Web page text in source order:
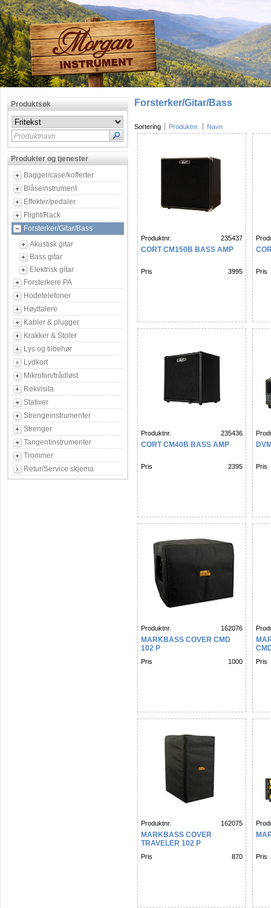
Produktsøk
Produktnavn
Produkter og tjenester
Bagger/case/kofferter
Blåseinstrument
Effekter/pedaler
Flight/Rack
Forsterker/Gitar/Bass
Akustisk gitar
Bass gitar
Elektrisk gitar
Forsterkere PA
Hodetelefoner
Høyttalere
Kabler & plugger
Krakker & Stoler
Lys og tilbehør
Lydkort
Mikrofon/trådløst
Rekvisita
Stativer
Strengeinstrumenter
Strenger
Tangentinstrumenter
Trommer
Retur/Service skjema
Forsterker/Gitar/Bass
Sortering Produktnr. Navn
Produktnr. 235437
CORT CM150B BASS AMP
Pris 3995 Pris
Produktnr. 235436
CORT CM40B BASS AMP
Pris 2395 Pris
Produktnr. 162076
MARKBASS COVER CMD
102 P
Pris 1000 Pris
Produktnr. 162075
MARKBASS COVER
TRAVELER 102 P
Pris 870 Pris